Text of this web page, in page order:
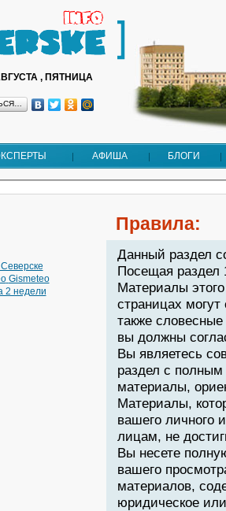
, ПЯТНИЦА
АФИША БЛОГИ
Gismeteo
2 недели
Правила:
Данный раздел
Посещая раздел
Материалы
страницах
также
вы должны
Вы являетесь
раздел с полным
материалы,
Материалы,
вашего личного
лицам, не
Вы несете
вашего
материалов,
юридическое